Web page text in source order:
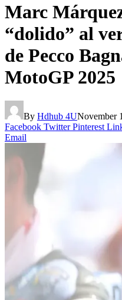
Marc
“dolido” al
de Pecco
MotoGP 2025
By Hdhub 4UNovember
Facebook Twitter Pinterest
Email